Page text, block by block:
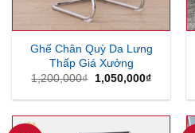
Ghế Chân Quỳ Da Lưng
Thấp Giá Xưởng
1,200,000₫
Giá
là:
1,050,000₫Giá
tại